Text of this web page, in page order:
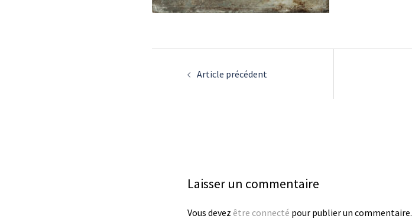
d’articleArticle précédent
Laisser un commentaire
Vous devez être connecté pour publier un commentaire.